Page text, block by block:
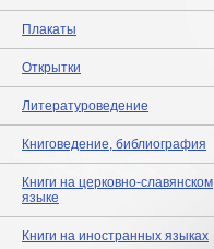
Плакаты
Открытки
Литературоведение
Книговедение, библиография
Книги на церковно-славянском
языке
Книги на иностранных языках